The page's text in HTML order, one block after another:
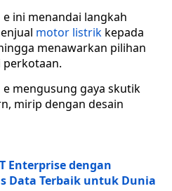
e ini menandai langkah
motor listrik kepada
menawarkan pilihan
e mengusung gaya skutik
mirip dengan desain
Enterprise dengan
Data Terbaik untuk Dunia